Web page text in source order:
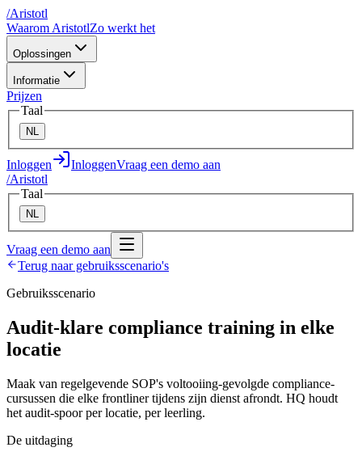
/Aristotl
Waarom AristotlZo werkt het
Oplossingen
Informatie
Prijzen
Taal
NL
Inloggen InloggenVraag een demo aan
/Aristotl
Taal
NL
Vraag een demo aan
Terug naar gebruiksscenario's
Gebruiksscenario
Audit-klare compliance training in elke
locatie
Maak van regelgevende SOP's voltooiing-gevolgde compliance-
cursussen die elke frontliner tijdens zijn dienst afrondt. HQ houdt
het audit-spoor per locatie, per leerling.
De uitdaging